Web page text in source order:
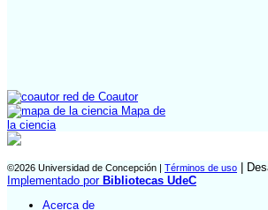
red de Coautor
Mapa de
la ciencia
©2026 Universidad de Concepción | Términos de uso |
Implementado por Bibliotecas UdeC
Acerca de